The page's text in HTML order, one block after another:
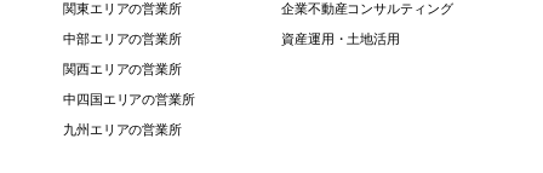
関東エリアの営業所
中部エリアの営業所
関西エリアの営業所
中四国エリアの営業所
九州エリアの営業所
企業不動産コンサルティング
資産運用・土地活用